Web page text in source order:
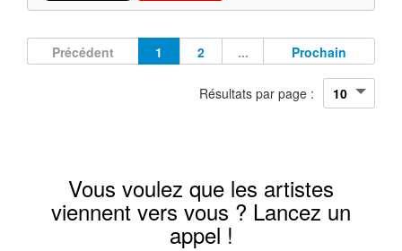
Précédent 1 2 ... Prochain
Résultats par page :
Vous voulez que les artistes
viennent vers vous ? Lancez un
appel !